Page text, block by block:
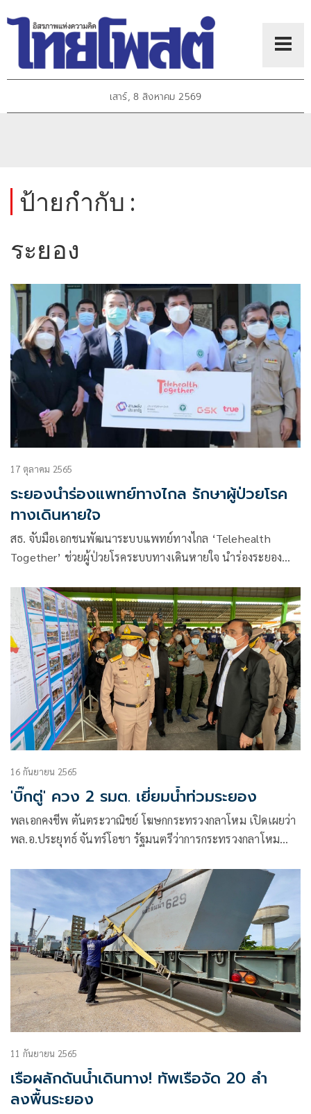
เสาร์, 8 สิงหาคม 2569
ป้ายกำกับ :
ระยอง
17 ตุลาคม 2565
ระยองนำร่องแพทย์ทางไกล รักษาผู้ป่วยโรค
ทางเดินหายใจ
สธ. จับมือเอกชนพัฒนาระบบแพทย์ทางไกล ‘Telehealth
Together’ ช่วยผู้ป่วยโรคระบบทางเดินหายใจ นำร่องระยอง
16 กันยายน 2565
'บิ๊กตู่' ควง 2 รมต. เยี่ยมน้ำท่วมระยอง
พลเอกคงชีพ ตันตระวาณิชย์ โฆษกกระทรวงกลาโหม เปิดเผยว่า
พล.อ.ประยุทธ์ จันทร์โอชา รัฐมนตรีว่าการกระทรวงกลาโหม
ทางลงพื้นที่จังหวัดระยอง
11 กันยายน 2565
เรือผลักดันน้ำเดินทาง! ทัพเรือจัด 20 ลำ
ลงพื้นระยอง